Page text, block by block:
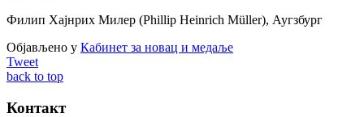
Филип Хајнрих Милер (Phillip Heinrich Müller), Аугзбург
Објављено у Кабинет за новац и медаље
Tweet
back to top
Контакт